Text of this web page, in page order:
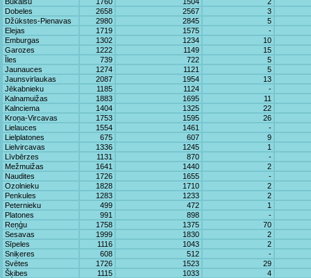
Dobeles
2658 2567
3
Džūkstes-Pienavas
2980 2845
5
Elejas
1719 1575
-
Emburgas
1302 1234
10
Garozes
1222 1149
15
Īles
739 722
5
Jaunauces
1274 1121
5
Jaunsvirlaukas
2087 1954
13
Jēkabnieku
1185 1124
-
Kalnamuižas
1883 1695
11
Kalnciema
1404 1325
22
Kroņa-Vircavas
1753 1595
26
Lielauces
1554 1461
-
Lielplatones
675 607
9
Lielvircavas
1336 1245
1
Līvbērzes
1131 870
-
Mežmuižas
1641 1440
2
Naudites
1726 1655
-
Ozolnieku
1828 1710
2
Penkules
1283 1233
2
Peternieku
499 472
1
Platones
991 898
-
Reņģu
1758 1375
70
Sesavas
1999 1830
2
Sīpeles
1116 1043
2
Sniķeres
608 512
-
Svētes
1726 1523
29
Šķibes
1115 1033
4